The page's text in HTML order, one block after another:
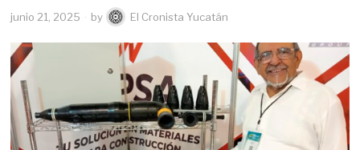
junio 21, 2025 by El Cronista Yucatán